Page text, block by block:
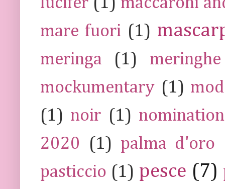
mare fuori (1)
meringa (1)
meringhe
mockumentary (1)
(1) noir (1)
2020
(1) palma d'oro
pasticcio (1) pesce (7)